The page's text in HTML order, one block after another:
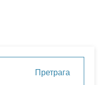
Претрага